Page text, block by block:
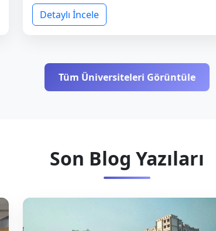
Detaylı İncele
Tüm Üniversiteleri Görüntüle
Son Blog Yazıları